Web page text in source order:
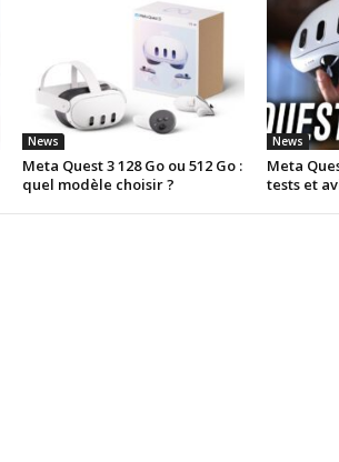
News
Meta Quest 3 128 Go ou 512 Go :
quel modèle choisir ?
News
Meta
tests et